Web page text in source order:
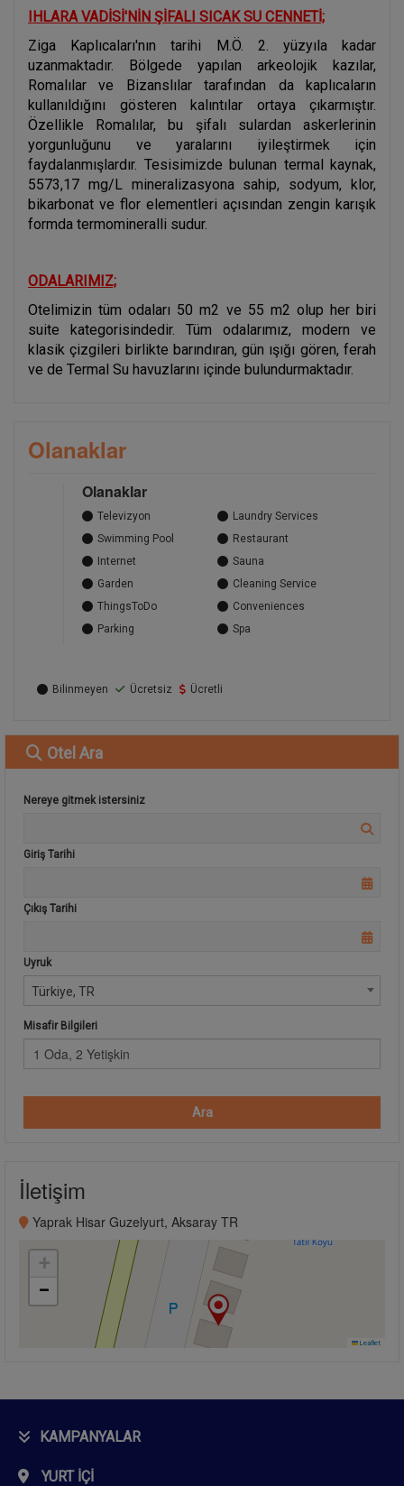
IHLARA VADİSİ'NİN ŞİFALI SICAK SU CENNETİ;
Ziga Kaplıcaları'nın tarihi M.Ö. 2. yüzyıla kadar
uzanmaktadır. Bölgede yapılan arkeolojik kazılar,
Romalılar ve Bizanslılar tarafından da kaplıcaların
kullanıldığını gösteren kalıntılar ortaya çıkarmıştır.
Özellikle Romalılar, bu şifalı sulardan askerlerinin
yorgunluğunu ve yaralarını iyileştirmek için
faydalanmışlardır. Tesisimizde bulunan termal kaynak,
5573,17 mg/L mineralizasyona sahip, sodyum, klor,
bikarbonat ve flor elementleri açısından zengin karışık
formda termomineralli sudur.
ODALARIMIZ;
Otelimizin tüm odaları 50 m2 ve 55 m2 olup her biri
suite kategorisindedir. Tüm odalarımız, modern ve
klasik çizgileri birlikte barındıran, gün ışığı gören, ferah
ve de Termal Su havuzlarını içinde bulundurmaktadır.
Olanaklar
Olanaklar
Televizyon
Laundry Services
Swimming Pool
Restaurant
Internet
Sauna
Garden
Cleaning Service
ThingsToDo
Conveniences
Parking
Spa
Bilinmeyen Ücretsiz Ücretli
Otel Ara
Nereye gitmek istersiniz
Giriş Tarihi
Çıkış Tarihi
Uyruk
Türkiye, TR
Misafir Bilgileri
1 Oda, 2 Yetişkin
Ara
İletişim
Yaprak Hisar Guzelyurt, Aksaray TR
+
−
Leaflet
KAMPANYALAR
YURT İÇI